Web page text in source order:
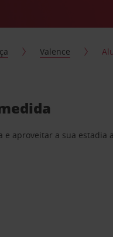
Valence
aproveitar a sua estadia